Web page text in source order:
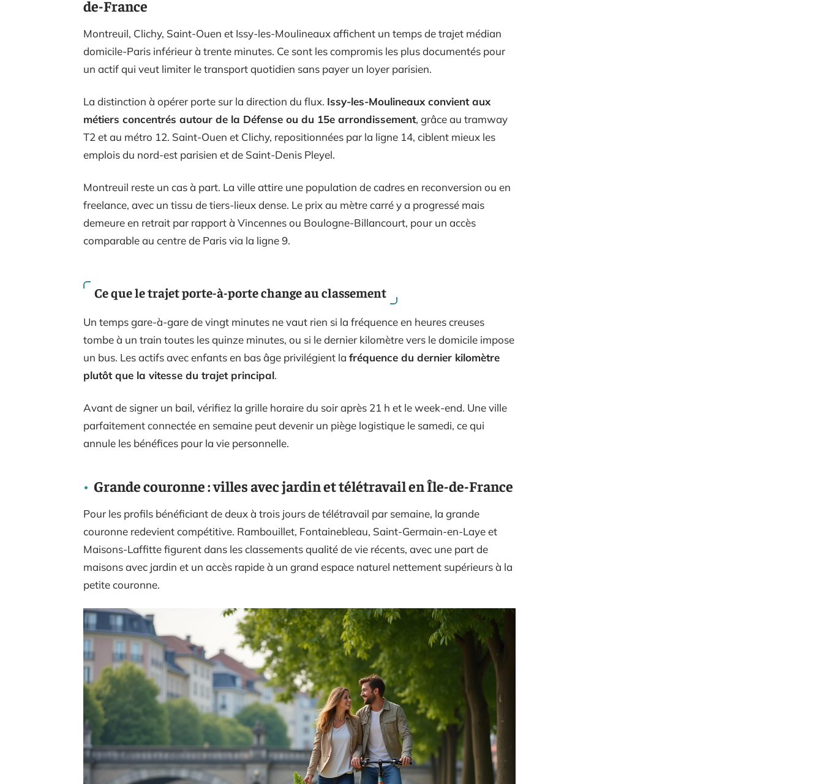
de-France
Montreuil, Clichy, Saint-Ouen et Issy-les-Moulineaux affichent un temps de trajet médian
domicile-Paris inférieur à trente minutes. Ce sont les compromis les plus documentés pour
un actif qui veut limiter le transport quotidien sans payer un loyer parisien.
La distinction à opérer porte sur la direction du flux. Issy-les-Moulineaux convient aux
métiers concentrés autour de la Défense ou du 15e arrondissement, grâce au tramway
T2 et au métro 12. Saint-Ouen et Clichy, repositionnées par la ligne 14, ciblent mieux les
emplois du nord-est parisien et de Saint-Denis Pleyel.
Montreuil reste un cas à part. La ville attire une population de cadres en reconversion ou en
freelance, avec un tissu de tiers-lieux dense. Le prix au mètre carré y a progressé mais
demeure en retrait par rapport à Vincennes ou Boulogne-Billancourt, pour un accès
comparable au centre de Paris via la ligne 9.
Ce que le trajet porte-à-porte change au classement
Un temps gare-à-gare de vingt minutes ne vaut rien si la fréquence en heures creuses
tombe à un train toutes les quinze minutes, ou si le dernier kilomètre vers le domicile impose
un bus. Les actifs avec enfants en bas âge privilégient la fréquence du dernier kilomètre
plutôt que la vitesse du trajet principal.
Avant de signer un bail, vérifiez la grille horaire du soir après 21 h et le week-end. Une ville
parfaitement connectée en semaine peut devenir un piège logistique le samedi, ce qui
annule les bénéfices pour la vie personnelle.
Grande couronne : villes avec jardin et télétravail en Île-de-France
Pour les profils bénéficiant de deux à trois jours de télétravail par semaine, la grande
couronne redevient compétitive. Rambouillet, Fontainebleau, Saint-Germain-en-Laye et
Maisons-Laffitte figurent dans les classements qualité de vie récents, avec une part de
maisons avec jardin et un accès rapide à un grand espace naturel nettement supérieurs à la
petite couronne.